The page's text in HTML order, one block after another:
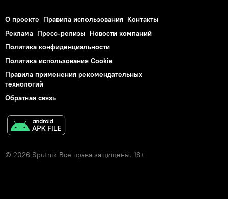
О проекте Правила использования Контакты
Реклама Пресс-релизы Новости компаний
Политика конфиденциальности
Политика использования Cookie
Правила применения рекомендательных
технологий
Обратная связь
© 2026 Sputnik Все права защищены. 18+